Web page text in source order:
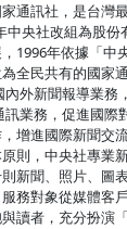
通訊社，是台灣
中央社改組為股份
1996年依據「中
全民共有的國家
外新聞報導業務
業務，促進國際
增進國際新聞交
則，中央社專業
新聞、照片、圖
務對象從媒體客
讀者，充分扮演